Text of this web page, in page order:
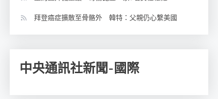
拜登癌症擴散至骨骼外 韓特：父親仍心繫美國
中央通訊社新聞-國際